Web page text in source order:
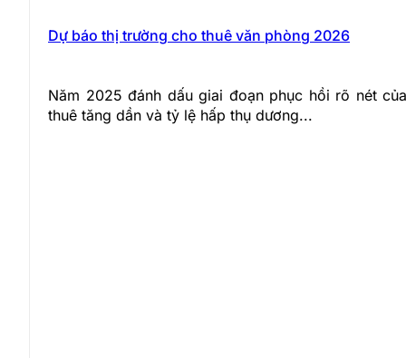
Dự báo thị trường cho thuê văn phòng 2026
Năm 2025 đánh dấu giai đoạn phục hồi rõ nét
thuê tăng dần và tỷ lệ hấp thụ dương...